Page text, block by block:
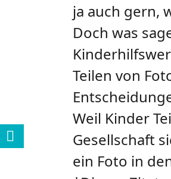
ja auch gern,
Doch was
Teilen von
Weil Kinder
Gesellschaft
ein Foto in